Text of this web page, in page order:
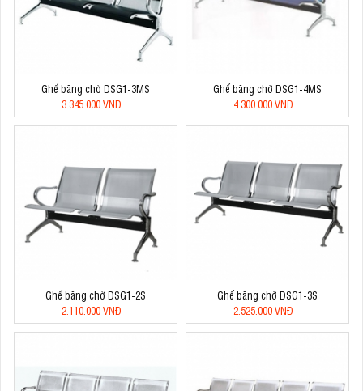
Ghế băng chờ DSG1-3MS
3.345.000 VNĐ
Ghế băng chờ DSG1-4MS
4.300.000 VNĐ
Ghế băng chờ DSG1-2S
2.110.000 VNĐ
Ghế băng chờ DSG1-3S
2.525.000 VNĐ